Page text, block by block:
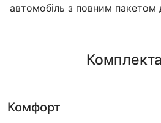
автомобіль з повним пакетом
Комфорт